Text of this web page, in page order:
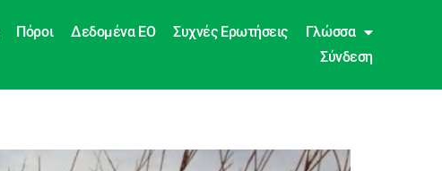
Πόροι Δεδομένα EO Συχνές Ερωτήσεις
Γλώσσα
Σύνδεση